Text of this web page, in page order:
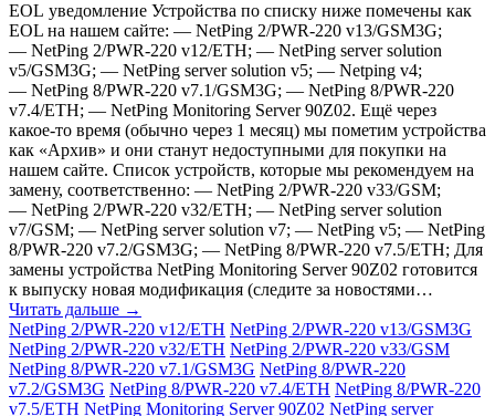
EOL уведомление Устройства по списку ниже помечены как
EOL на нашем сайте: — NetPing 2/PWR-220 v13/GSM3G;
— NetPing 2/PWR-220 v12/ETH; — NetPing server solution
v5/GSM3G; — NetPing server solution v5; — Netping v4;
— NetPing 8/PWR-220 v7.1/GSM3G; — NetPing 8/PWR-220
v7.4/ETH; — NetPing Monitoring Server 90Z02. Ещё через
какое-то время (обычно через 1 месяц) мы пометим устройства
как «‎Архив» и они станут недоступными для покупки на
нашем сайте. Список устройств, которые мы рекомендуем на
замену, соответственно: — NetPing 2/PWR-220 v33/GSM;
— NetPing 2/PWR-220 v32/ETH; — NetPing server solution
v7/GSM; — NetPing server solution v7; — NetPing v5; — NetPing
8/PWR-220 v7.2/GSM3G; — NetPing 8/PWR-220 v7.5/ETH; Для
замены устройства NetPing Monitoring Server 90Z02 готовится
к выпуску новая модификация (следите за новостями…
Читать дальше →
NetPing 2/PWR-220 v12/ETH NetPing 2/PWR-220 v13/GSM3G
NetPing 2/PWR-220 v32/ETH NetPing 2/PWR-220 v33/GSM
NetPing 8/PWR-220 v7.1/GSM3G NetPing 8/PWR-220
v7.2/GSM3G NetPing 8/PWR-220 v7.4/ETH NetPing 8/PWR-220
v7.5/ETH NetPing Monitoring Server 90Z02 NetPing server